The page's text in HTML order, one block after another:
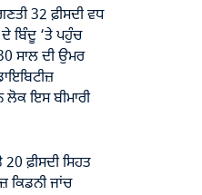
32 ਫ਼ੀਸਦੀ ਵਧ
ਬਿੰਦੂ ‘ਤੇ ਪਹੁੰਚ
ਸਾਲ ਦੀ ਉਮਰ
ਲੋਕ ਇਸ ਬੀਮਾਰੀ
ਫ਼ੀਸਦੀ ਸਿਹਤ
ਕਿਡਨੀ ਜਾਂਚ